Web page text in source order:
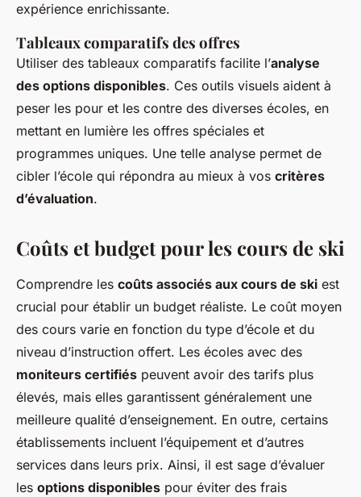
expérience enrichissante.
Tableaux comparatifs des offres
Utiliser des tableaux comparatifs facilite l’analyse
des options disponibles. Ces outils visuels aident à
peser les pour et les contre des diverses écoles, en
mettant en lumière les offres spéciales et
programmes uniques. Une telle analyse permet de
cibler l’école qui répondra au mieux à vos critères
d’évaluation.
Coûts et budget pour les cours de ski
Comprendre les coûts associés aux cours de ski est
crucial pour établir un budget réaliste. Le coût moyen
des cours varie en fonction du type d’école et du
niveau d’instruction offert. Les écoles avec des
moniteurs certifiés peuvent avoir des tarifs plus
élevés, mais elles garantissent généralement une
meilleure qualité d’enseignement. En outre, certains
établissements incluent l’équipement et d’autres
services dans leurs prix. Ainsi, il est sage d’évaluer
les options disponibles pour éviter des frais